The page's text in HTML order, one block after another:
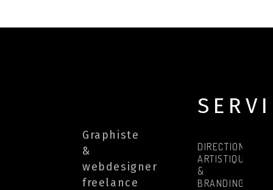
Graphiste
&
webdesigner
freelance
DIRECTION
ARTISTIQUE
&
BRANDING